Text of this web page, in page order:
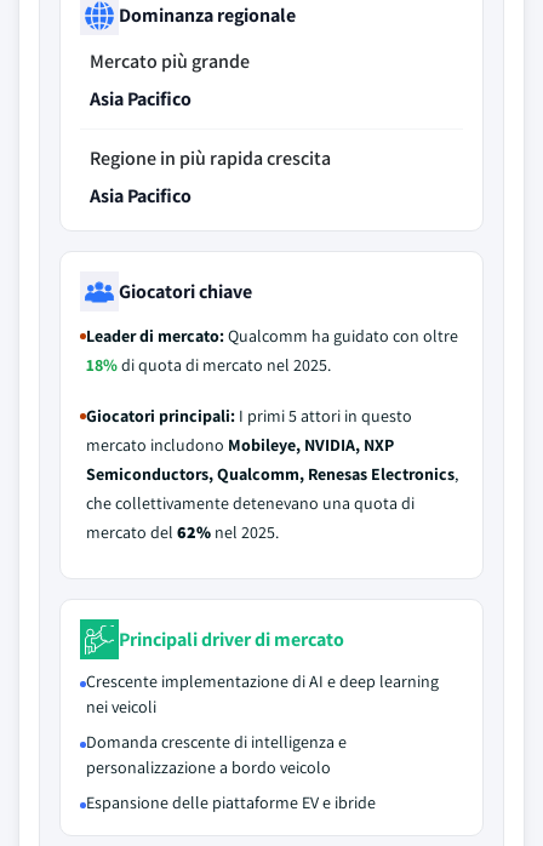
Dominanza regionale
Mercato più grande
Asia Pacifico
Regione in più rapida crescita
Asia Pacifico
Giocatori chiave
Leader di mercato:Qualcomm ha guidato con oltre
18%di quota di mercato nel 2025.
Giocatori principali: I primi 5 attori in questo
mercato includono Mobileye, NVIDIA, NXP
Semiconductors, Qualcomm, Renesas Electronics,
che collettivamente detenevano una quota di
mercato del 62% nel 2025.
Principali driver di mercato
Crescente implementazione di AI e deep learning
nei veicoli
Domanda crescente di intelligenza e
personalizzazione a bordo veicolo
Espansione delle piattaforme EV e ibride